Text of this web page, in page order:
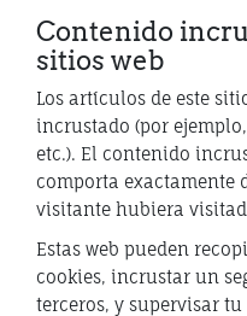
Contenido
sitios web
Los artículos de este
incrustado (por
etc.). El contenido
comporta exactamente
visitante hubiera
Estas web pueden
cookies, incrustar un
terceros, y supervisar